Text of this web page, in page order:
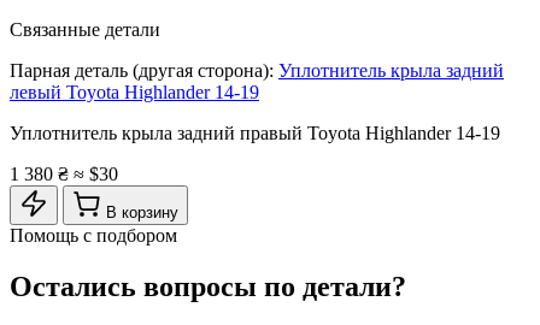
Связанные детали
Парная деталь (другая сторона): Уплотнитель крыла задний
левый Toyota Highlander 14-19
Уплотнитель крыла задний правый Toyota Highlander 14-19
1 380 ₴ ≈ $30
В корзину
Помощь с подбором
Остались вопросы по детали?